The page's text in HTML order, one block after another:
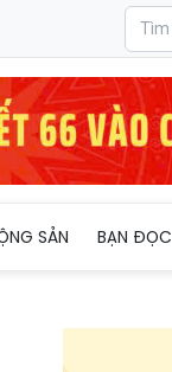
SẢN BẠN ĐỌC